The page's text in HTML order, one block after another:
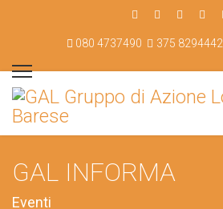
080 4737490 375 8294442
GAL INFORMA
Eventi